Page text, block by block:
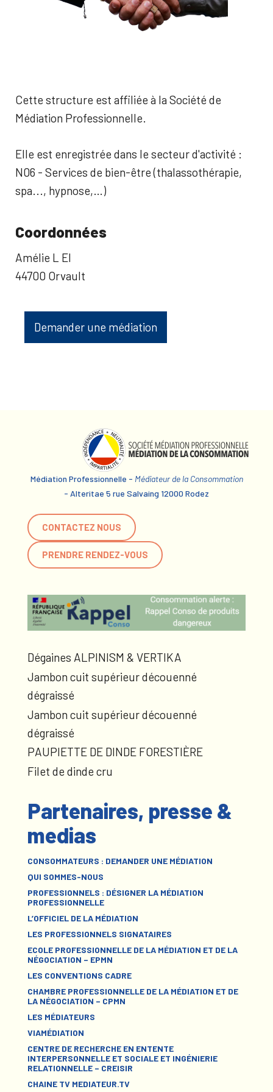
Cette structure est affiliée à la Société de
Médiation Professionnelle.
Elle est enregistrée dans le secteur d'activité :
N06 - Services de bien-être (thalassothérapie,
spa..., hypnose,…)
Coordonnées
Amélie L EI
44700 Orvault
Demander une médiation
Médiation Professionnelle - Médiateur de la Consommation
- Alteritae 5 rue Salvaing 12000 Rodez
CONTACTEZ NOUS
PRENDRE RENDEZ-VOUS
Dégaines ALPINISM & VERTIKA
Jambon cuit supérieur découenné
dégraissé
Jambon cuit supérieur découenné
dégraissé
PAUPIETTE DE DINDE FORESTIÈRE
Filet de dinde cru
Partenaires, presse &
medias
CONSOMMATEURS : DEMANDER UNE MÉDIATION
QUI SOMMES-NOUS
PROFESSIONNELS : DÉSIGNER LA MÉDIATION
PROFESSIONNELLE
L’OFFICIEL DE LA MÉDIATION
LES PROFESSIONNELS SIGNATAIRES
ECOLE PROFESSIONNELLE DE LA MÉDIATION ET DE LA
NÉGOCIATION – EPMN
LES CONVENTIONS CADRE
CHAMBRE PROFESSIONNELLE DE LA MÉDIATION ET DE
LA NÉGOCIATION – CPMN
LES MÉDIATEURS
VIAMÉDIATION
CENTRE DE RECHERCHE EN ENTENTE
INTERPERSONNELLE ET SOCIALE ET INGÉNIERIE
RELATIONNELLE – CREISIR
CHAINE TV MEDIATEUR.TV